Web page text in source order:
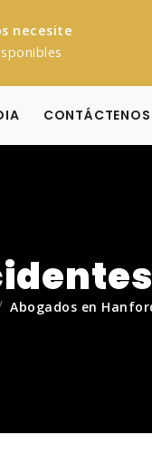
necesite
CONTÁCTENOS
Abogados en